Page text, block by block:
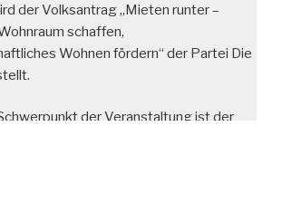
der Volksantrag „Mieten runter –
schaffen,
Wohnen fördern“ der Partei Die
der Veranstaltung ist der